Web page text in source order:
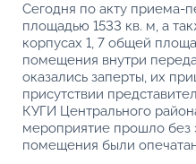
Сегодня по акту приема-
площадью 1533 кв. м, а
корпусах 1, 7 общей
помещения внутри
оказались заперты, их
присутствии
КУГИ Центрального
мероприятие прошло без
помещения были